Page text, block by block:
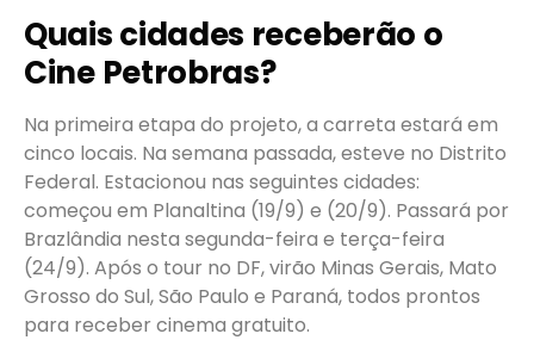
Quais cidades receberão o
Cine Petrobras?
Na primeira etapa do projeto, a carreta estará em
cinco locais. Na semana passada, esteve no Distrito
Federal. Estacionou nas seguintes cidades:
começou em Planaltina (19/9) e (20/9). Passará por
Brazlândia nesta segunda-feira e terça-feira
(24/9). Após o tour no DF, virão Minas Gerais, Mato
Grosso do Sul, São Paulo e Paraná, todos prontos
para receber cinema gratuito.